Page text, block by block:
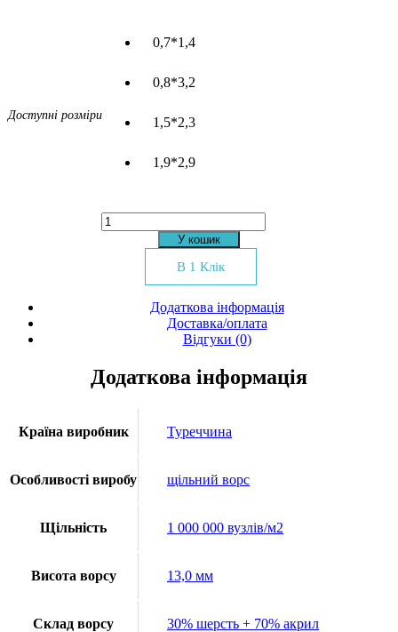
Доступні розміри
0,7*1,4
0,8*3,2
1,5*2,3
1,9*2,9
Килим
Diva
кількість
У кошик
В 1 Клік
Додаткова інформація
Доставка/оплата
Відгуки (0)
Додаткова інформація
Країна виробник Туреччина
Особливості виробу щільний ворс
Щільність 1 000 000 вузлів/м2
Висота ворсу 13,0 мм
Склад ворсу 30% шерсть + 70% акрил